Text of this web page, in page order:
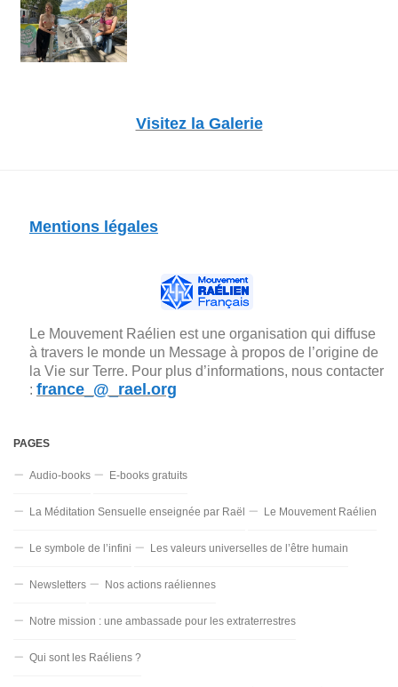
Visitez la Galerie
Mentions légales
Le Mouvement Raélien est une organisation qui diffuse
à travers le monde un Message à propos de l’origine de
la Vie sur Terre. Pour plus d’informations, nous contacter
: france_@_rael.org
PAGES
Audio-books E-books gratuits
La Méditation Sensuelle enseignée par Raël Le Mouvement Raélien
Le symbole de l’infini Les valeurs universelles de l’être humain
Newsletters Nos actions raéliennes
Notre mission : une ambassade pour les extraterrestres
Qui sont les Raéliens ?